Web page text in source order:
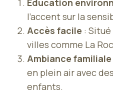
Éducation
l’accent sur la
Accès facile :
villes comme La
Ambiance familiale
en plein air avec
enfants.